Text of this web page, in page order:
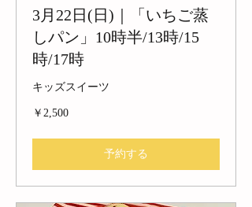
3月22日(日)｜「いちご蒸
しパン」10時半/13時/15
時/17時
キッズスイーツ
2,500
円
￥2,500
予約する